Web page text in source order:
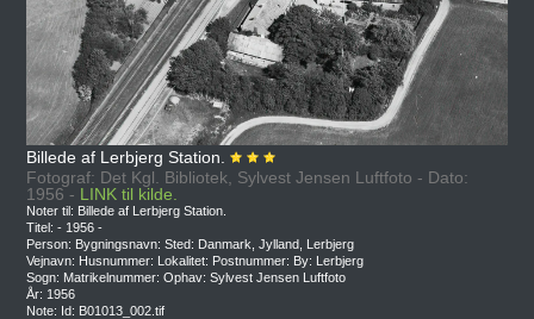
Billede af Lerbjerg Station.
Fotograf: Det Kgl. Bibliotek, Sylvest Jensen Luftfoto - Dato:
1956 - LINK til kilde.
Noter til: Billede af Lerbjerg Station.
Titel: - 1956 -
Person: Bygningsnavn: Sted: Danmark, Jylland, Lerbjerg
Vejnavn: Husnummer: Lokalitet: Postnummer: By: Lerbjerg
Sogn: Matrikelnummer: Ophav: Sylvest Jensen Luftfoto
År: 1956
Note: Id: B01013_002.tif